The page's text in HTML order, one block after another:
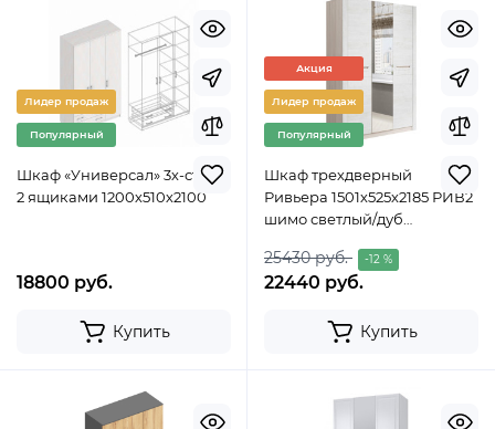
Лидер продаж
Популярный
Шкаф «Универсал» 3х-ств. с
2 ящиками 1200х510х2100
18800 руб.
Купить
Акция
Лидер продаж
Популярный
Шкаф трехдверный
Ривьера 1501х525х2185 РИВ2
шимо светлый/дуб
25430 руб. -12 %
22440 руб.
Купить